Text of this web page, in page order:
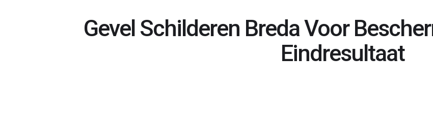
Gevel Schilderen Breda Voor
Eindresultaat